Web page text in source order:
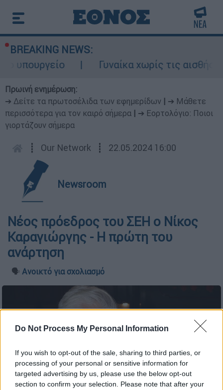
Do Not Process My Personal Information
If you wish to opt-out of the sale, sharing to third parties, or
processing of your personal or sensitive information for
targeted advertising by us, please use the below opt-out
section to confirm your selection. Please note that after your
BREAKING NEWS:
υπουργείο
Γυναίκα χωρίς τις
Πρωινή ενημέρωση:
➔ Δείτε τα πρωτοσέλιδα των εφημερίδων
➔ Μάθετε
περισσότερα για τον καιρό σήμερα
➔ Εορτολόγιο: Ποιοι
γιορτάζουν σήμερα
┋ Our Network ┋ 22.05.2024 16:00
Newsroom
Νέος πρόεδρος του ΣΕΗ ο Νίκος
Καραγιώργης - Η πρώτη του
ανάρτηση
🗣️ Ανοικτό για σχολιασμό